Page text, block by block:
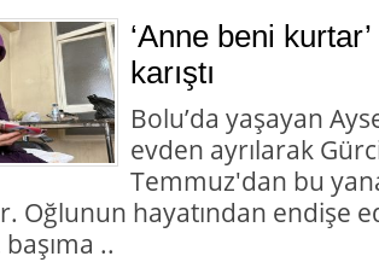
‘Anne beni
karıştı
Bolu’da yaşayan
evden ayrılarak
Temmuz'dan bu
Oğlunun hayatından endişe
..